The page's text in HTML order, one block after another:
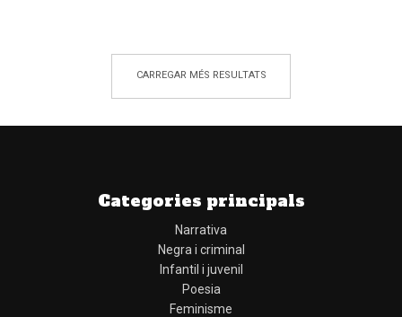
CARREGAR MÉS RESULTATS
Categories principals
Narrativa
Negra i criminal
Infantil i juvenil
Poesia
Feminisme